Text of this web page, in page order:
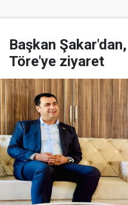
Başkan
Töre'ye ziyaret